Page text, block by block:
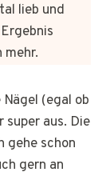
lieb und
mehr.
(egal ob
super aus. Die
gehe schon
gern an